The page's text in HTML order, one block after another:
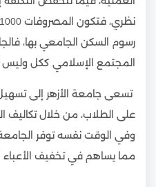
رسوم السكن الجامعي بها،
المجتمع الإسلامي ككل
تسعى جامعة الأزهر إلى
على الطلاب، من خلال تكاليف
وفي الوقت نفسه توفر الجامعة
مما يساهم في تخفيف الأعباء